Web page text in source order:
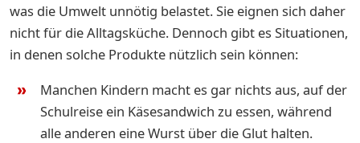
was die Umwelt unnötig belastet. Sie eignen sich daher
nicht für die Alltagsküche. Dennoch gibt es Situationen,
in denen solche Produkte nützlich sein können:
Manchen Kindern macht es gar nichts aus, auf der
Schulreise ein Käsesandwich zu essen, während
alle anderen eine Wurst über die Glut halten.